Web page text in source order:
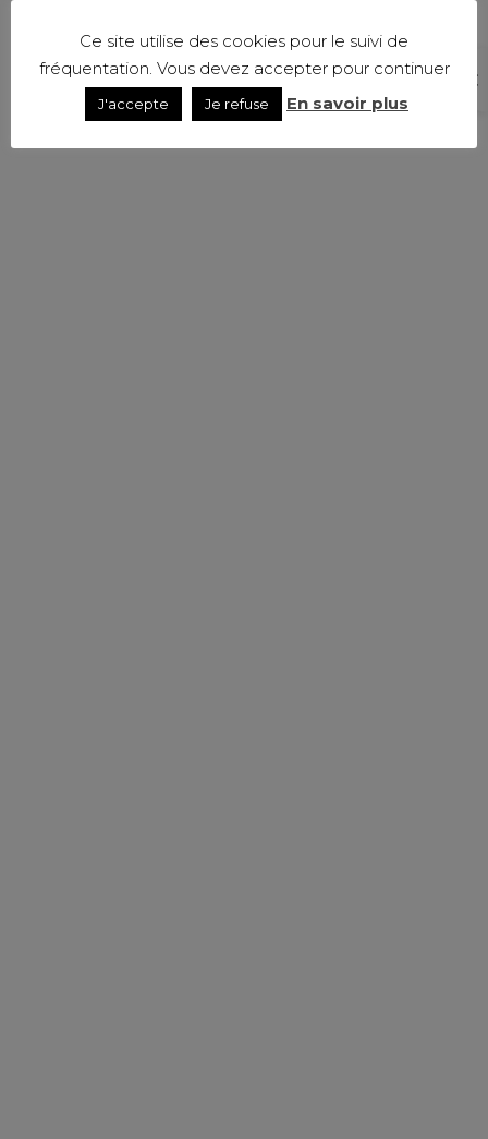
Ce site utilise des cookies pour le suivi de
fréquentation. Vous devez accepter pour continuer
J'accepte Je refuse En savoir plus